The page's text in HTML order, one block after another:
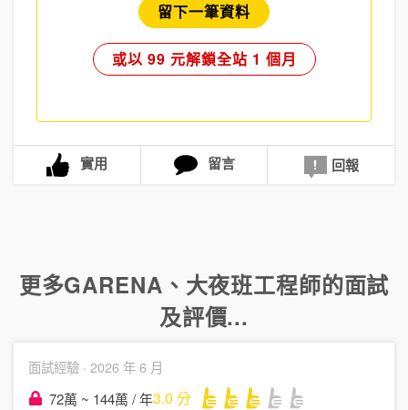
留下一筆資料
或以 99 元解鎖全站 1 個月
實用 留言 回報
更多GARENA 、 大夜班工程師的面試
及評價...
面試經驗 · 2026 年 6 月
72萬 ~ 144萬 / 年3.0 分